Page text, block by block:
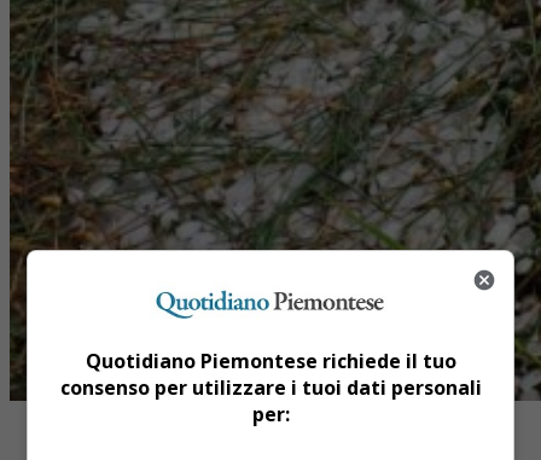
Quotidiano Piemontese richiede il tuo
consenso per utilizzare i tuoi dati personali
per: